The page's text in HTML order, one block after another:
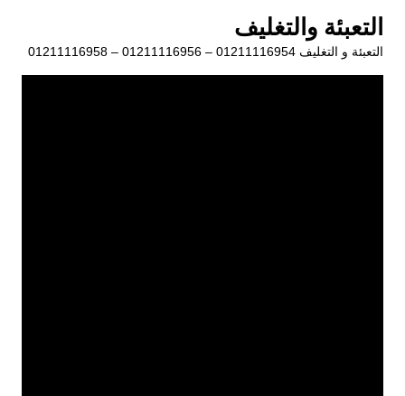
المحتوى
التعبئة والتغليف
التعبئة و التغليف 01211116954 – 01211116956 – 01211116958